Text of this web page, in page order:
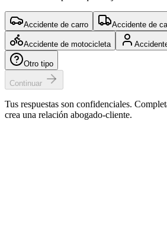
Accidente de carro Accidente de
Accidente de motocicleta
Otro tipo
Continuar
Tus respuestas son confidenciales.
crea una relación abogado-cliente.